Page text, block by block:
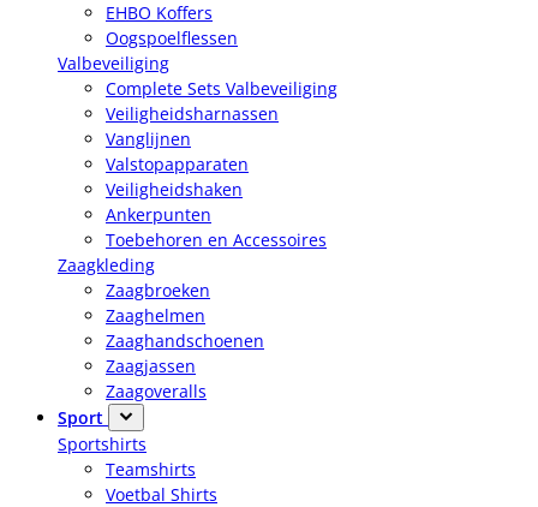
EHBO Koffers
Oogspoelflessen
Valbeveiliging
Complete Sets Valbeveiliging
Veiligheidsharnassen
Vanglijnen
Valstopapparaten
Veiligheidshaken
Ankerpunten
Toebehoren en Accessoires
Zaagkleding
Zaagbroeken
Zaaghelmen
Zaaghandschoenen
Zaagjassen
Zaagoveralls
Sport
Sportshirts
Teamshirts
Voetbal Shirts